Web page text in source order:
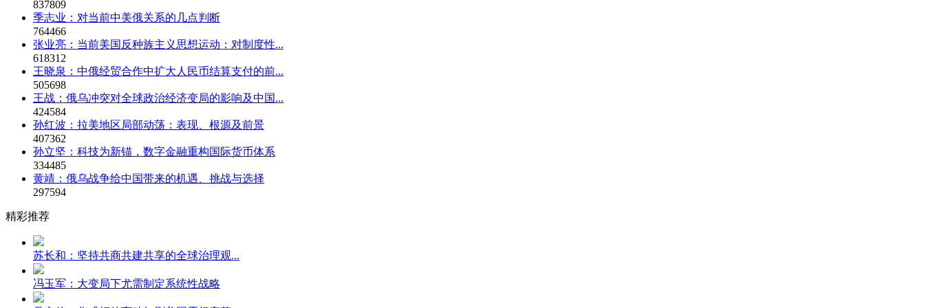
837809
季志业：对当前中美俄关系的几点判断
764466
张业亮：当前美国反种族主义思想运动：对制度性...
618312
王晓泉：中俄经贸合作中扩大人民币结算支付的前...
505698
王战：俄乌冲突对全球政治经济变局的影响及中国...
424584
孙红波：拉美地区局部动荡：表现、根源及前景
407362
孙立坚：科技为新锚，数字金融重构国际货币体系
334485
黄靖：俄乌战争给中国带来的机遇、挑战与选择
297594
精彩推荐
苏长和：坚持共商共建共享的全球治理观...
冯玉军：大变局下尤需制定系统性战略